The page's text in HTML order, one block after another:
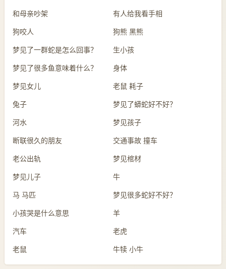
和母亲吵架 有人给我看手相
狗咬人 狗熊 黑熊
梦见了一群蛇是怎么回事？ 生小孩
梦见了很多鱼意味着什么？ 身体
梦见女儿 老鼠 耗子
兔子 梦见了蟒蛇好不好？
河水 梦见孩子
断联很久的朋友 交通事故 撞车
老公出轨 梦见棺材
梦见儿子 牛
马 马匹 梦见很多蛇好不好？
小孩哭是什么意思 羊
汽车 老虎
老鼠 牛犊 小牛